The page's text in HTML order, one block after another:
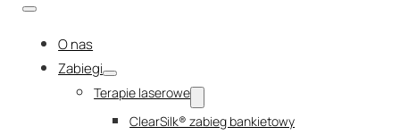
O nas
Zabiegi
Terapie laserowe
ClearSilk® zabieg bankietowy